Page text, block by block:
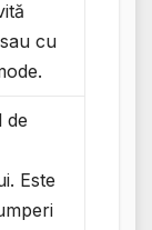
cu
de
Este